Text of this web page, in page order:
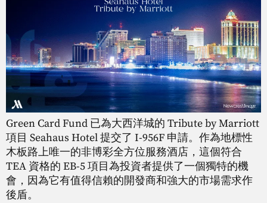
Green Card Fund 已為大西洋城的 Tribute by Marriott
項目 Seahaus Hotel 提交了 I-956F 申請。作為地標性
木板路上唯一的非博彩全方位服務酒店，這個符合
TEA 資格的 EB-5 項目為投資者提供了一個獨特的機
會，因為它有值得信賴的開發商和強大的市場需求作
後盾。